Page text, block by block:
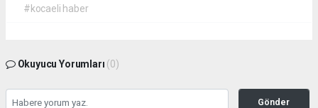
#kocaeli haber
Okuyucu Yorumları (0)
Gönder